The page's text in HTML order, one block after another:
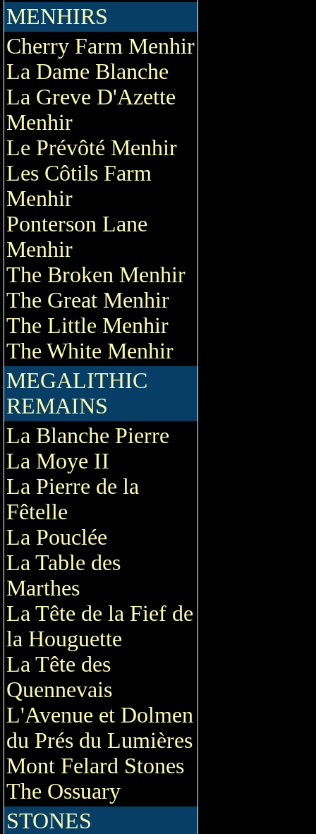
MENHIRS
Cherry Farm Menhir
La Dame Blanche
La Greve D'Azette
Menhir
Le Prévôté Menhir
Les Côtils Farm
Menhir
Ponterson Lane
Menhir
The Broken Menhir
The Great Menhir
The Little Menhir
The White Menhir
MEGALITHIC
REMAINS
La Blanche Pierre
La Moye II
La Pierre de la
Fêtelle
La Pouclée
La Table des
Marthes
La Tête de la Fief de
la Houguette
La Tête des
Quennevais
L'Avenue et Dolmen
du Prés du Lumières
Mont Felard Stones
The Ossuary
STONES